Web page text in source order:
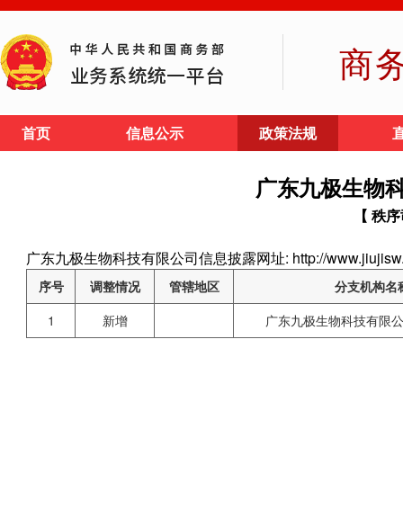
商
首页 信息公示 政策法规
广东九极生物
【 秩
广东九极生物科技有限公司信息披露网址: http://
序号 调整情况 管辖地区
分支机构名
1
新增 广东九极生物科技有限